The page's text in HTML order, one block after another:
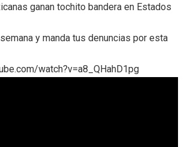
ganan tochito bandera en Estados
y manda tus denuncias por esta
watch?v=a8_QHahD1pg